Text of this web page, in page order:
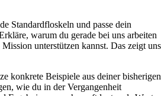
Standardfloskeln und passe dein
warum du gerade bei uns arbeiten
unterstützen kannst. Das zeigt uns
konkrete Beispiele aus deiner bisherigen
wie du in der Vergangenheit